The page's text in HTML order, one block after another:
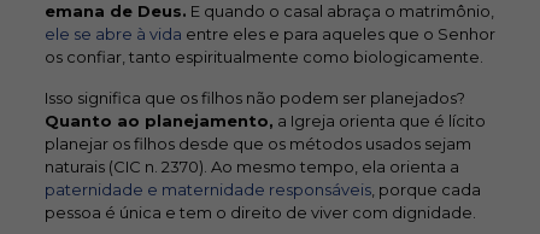
emana de Deus. E quando o casal abraça o matrimônio,
ele se abre à vida entre eles e para aqueles que o Senhor
os confiar, tanto espiritualmente como biologicamente.
Isso significa que os filhos não podem ser planejados?
Quanto ao planejamento, a Igreja orienta que é lícito
planejar os filhos desde que os métodos usados sejam
naturais (CIC n. 2370). Ao mesmo tempo, ela orienta a
paternidade e maternidade responsáveis, porque cada
pessoa é única e tem o direito de viver com dignidade.